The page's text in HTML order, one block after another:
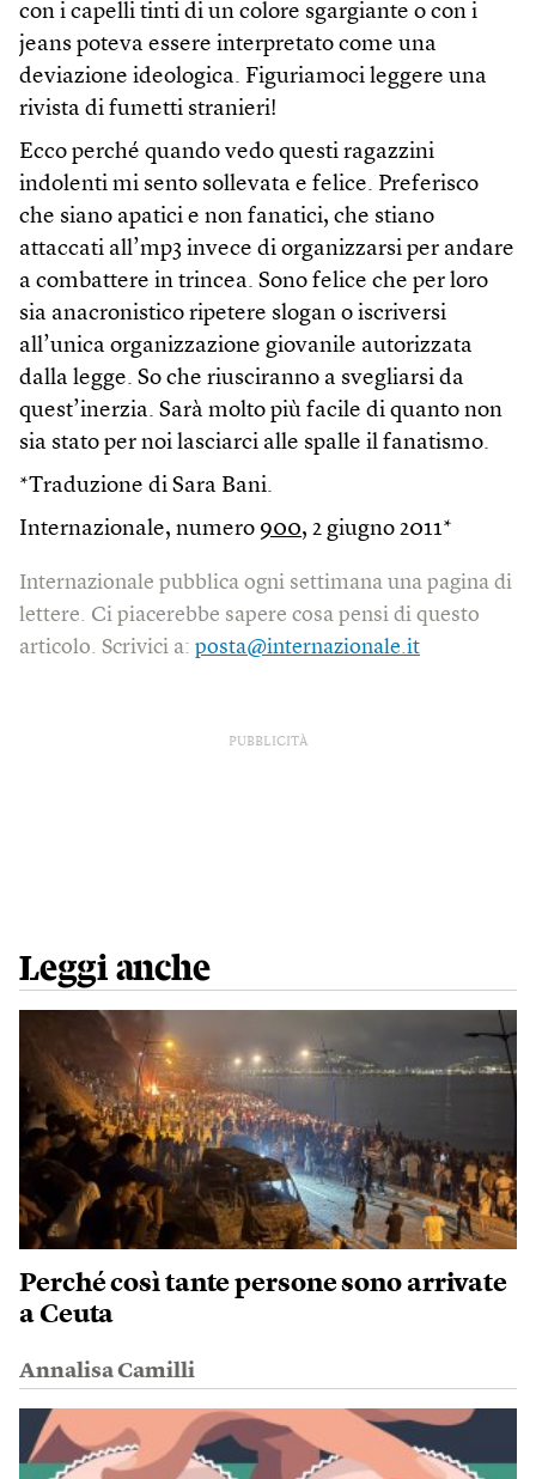
con i capelli tinti di un colore sgargiante o con i
jeans poteva essere interpretato come una
deviazione ideologica. Figuriamoci leggere una
rivista di fumetti stranieri!
Ecco perché quando vedo questi ragazzini
indolenti mi sento sollevata e felice. Preferisco
che siano apatici e non fanatici, che stiano
attaccati all’mp3 invece di organizzarsi per andare
a combattere in trincea. Sono felice che per loro
sia anacronistico ripetere slogan o iscriversi
all’unica organizzazione giovanile autorizzata
dalla legge. So che riusciranno a svegliarsi da
quest’inerzia. Sarà molto più facile di quanto non
sia stato per noi lasciarci alle spalle il fanatismo.
*Traduzione di Sara Bani.
Internazionale, numero 900, 2 giugno 2011*
Internazionale pubblica ogni settimana una pagina di
lettere. Ci piacerebbe sapere cosa pensi di questo
articolo. Scrivici a: posta@internazionale.it
PUBBLICITÀ
Leggi anche
Perché così tante persone sono arrivate
a Ceuta
Annalisa Camilli